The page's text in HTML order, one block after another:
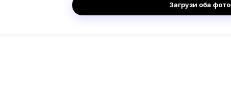
Загрузи оба фото